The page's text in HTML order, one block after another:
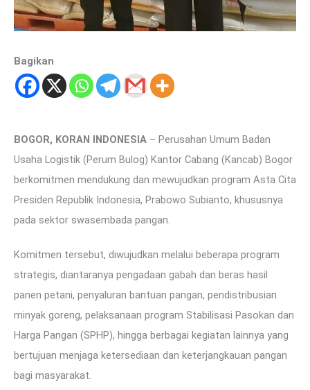
Bagikan
BOGOR, KORAN INDONESIA – Perusahan Umum Badan
Usaha Logistik (Perum Bulog) Kantor Cabang (Kancab) Bogor
berkomitmen mendukung dan mewujudkan program Asta Cita
Presiden Republik Indonesia, Prabowo Subianto, khususnya
pada sektor swasembada pangan.
Komitmen tersebut, diwujudkan melalui beberapa program
strategis, diantaranya pengadaan gabah dan beras hasil
panen petani, penyaluran bantuan pangan, pendistribusian
minyak goreng, pelaksanaan program Stabilisasi Pasokan dan
Harga Pangan (SPHP), hingga berbagai kegiatan lainnya yang
bertujuan menjaga ketersediaan dan keterjangkauan pangan
bagi masyarakat.